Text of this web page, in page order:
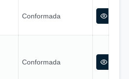
Conformada
Conformada